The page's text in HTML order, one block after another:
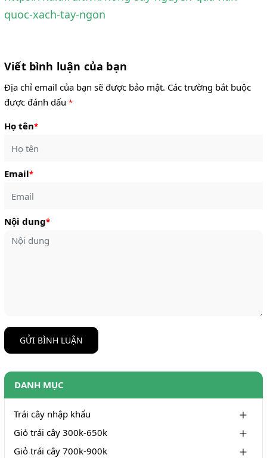
quoc-xach-tay-ngon
Viết bình luận của bạn
Địa chỉ email của bạn sẽ được bảo mật. Các trường bắt buộc
được đánh dấu *
Họ tên*
Email*
Nội dung*
GỬI BÌNH LUẬN
DANH MỤC
Trái cây nhập khẩu
Giỏ trái cây 300k-650k
Giỏ trái cây 700k-900k